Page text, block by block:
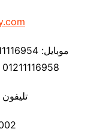
تليفون
002 كود مصر قبل